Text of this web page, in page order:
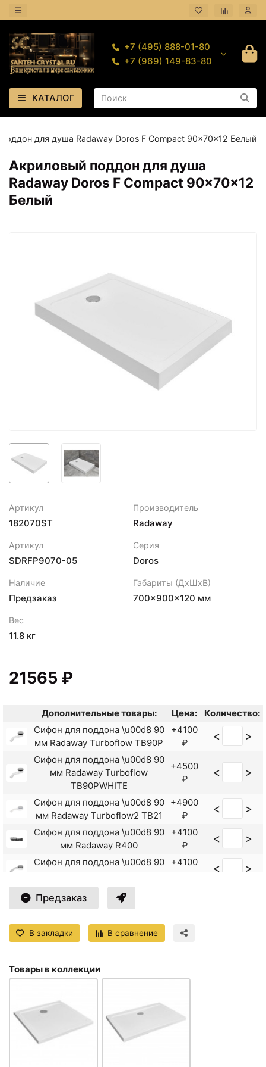
+7 (495) 888-01-80
+7 (969) 149-83-80
КАТАЛОГ
для душа Radaway Doros F Compact 90x70x12 Белый
Акриловый поддон для душа
Radaway Doros F Compact 90x70x12
Белый
Артикул
182070ST
Производитель
Radaway
Артикул
SDRFP9070-05
Серия
Doros
Наличие
Предзаказ
Габариты (ДхШхВ)
700×900×120 мм
Вес
11.8 кг
21565 ₽
Дополнительные товары: Цена:
Количество:
Сифон для поддона \u00d8 90
мм Radaway Turboflow TB90P
+4100
₽
< >
Сифон для поддона \u00d8 90
мм Radaway Turboflow
TB90PWHITE
+4500
₽
< >
Сифон для поддона \u00d8 90
мм Radaway Turboflow2 TB21
+4900
₽
< >
Сифон для поддона \u00d8 90
мм Radaway R400
+4100
₽
< >
Сифон для поддона \u00d8 90
+4100
< >
Сифон для поддона \u00d8 90
мм Radaway R400W
Сифон для поддона \u00d8 90
мм Radaway R510
₽
мм Radaway R580
Сифон для поддона \u00d8 90 +5600
Сифон для поддона \u00d8 90
мм Radaway R400 Black
+4500
₽
Сифон для поддона \u00d8 90
Предзаказ
В закладки В сравнение
Товары в коллекции